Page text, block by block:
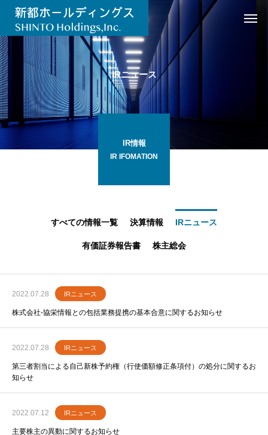
IRニュース
IR情報
IR IFOMATION
すべての情報一覧 決算情報 IRニュース
有価証券報告書 株主総会
2022.07.28 IRニュース
株式会社-協栄情報との包括業務提携の基本合意に関するお知らせ
2022.07.28 IRニュース
第三者割当による自己新株予約権（行使価額修正条項付）の処分に関するお
知らせ
2022.07.12 IRニュース
主要株主の異動に関するお知らせ